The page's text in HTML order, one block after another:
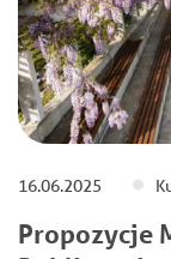
16.06.2025
Propozycje